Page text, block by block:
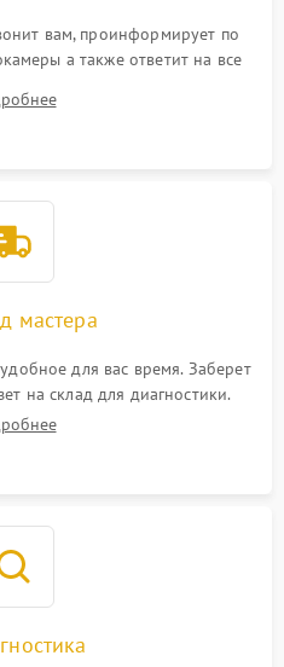
вам, проинформирует по
а также ответит на все
мастера
для вас время. Заберет
на склад для диагностики.